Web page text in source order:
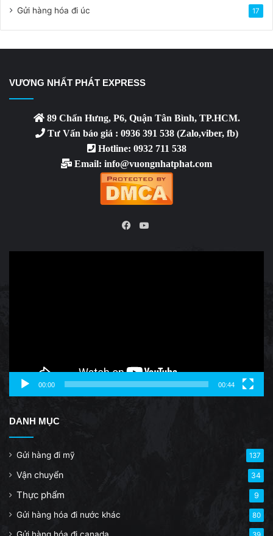
Gửi hàng hóa đi úc 17
VƯƠNG NHẤT PHÁT EXPRESS
89 Chấn Hưng, P6, Quận Tân Bình, TP.HCM.
Tư Vấn báo giá : 0936 391 538 (Zalo,viber, fb)
Hotline: 0932 711 538
Email: info@vuongnhatphat.com
YouTube
00:00 00:44
DANH MỤC
Gửi hàng đi mỹ 137
Vận chuyển 34
Thực phẩm 9
Gửi hàng hóa đi nước khác 80